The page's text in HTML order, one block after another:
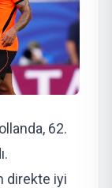
62.
direkte iyi